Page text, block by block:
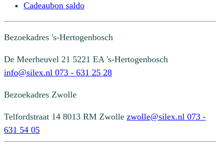
Cadeaubon saldo
Bezoekadres 's-Hertogenbosch
De Meerheuvel 21 5221 EA 's-Hertogenbosch
info@silex.nl 073 - 631 25 28
Bezoekadres Zwolle
Telfordstraat 14 8013 RM Zwolle zwolle@silex.nl 073 -
631 54 05